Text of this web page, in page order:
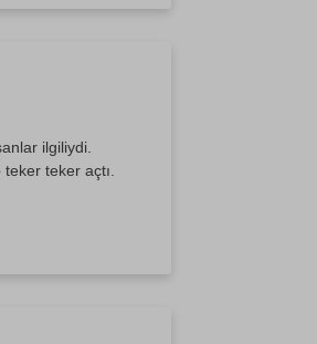
ilgiliydi.
teker açtı.